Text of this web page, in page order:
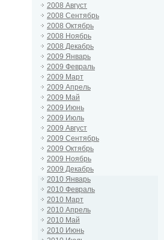
2008 Август
2008 Сентябрь
2008 Октябрь
2008 Ноябрь
2008 Декабрь
2009 Январь
2009 Февраль
2009 Март
2009 Апрель
2009 Май
2009 Июнь
2009 Июль
2009 Август
2009 Сентябрь
2009 Октябрь
2009 Ноябрь
2009 Декабрь
2010 Январь
2010 Февраль
2010 Март
2010 Апрель
2010 Май
2010 Июнь